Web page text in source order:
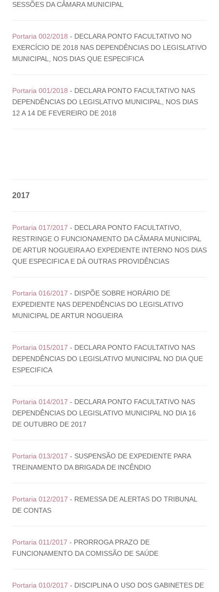
SESSÕES DA CÂMARA MUNICIPAL
Portaria 002/2018 - DECLARA PONTO FACULTATIVO NO
EXERCÍCIO DE 2018 NAS DEPENDÊNCIAS DO LEGISLATIVO
MUNICIPAL, NOS DIAS QUE ESPECIFICA
Portaria 001/2018 - DECLARA PONTO FACULTATIVO NAS
DEPENDÊNCIAS DO LEGISLATIVO MUNICIPAL, NOS DIAS
12 A 14 DE FEVEREIRO DE 2018
2017
Portaria 017/2017 - DECLARA PONTO FACULTATIVO,
RESTRINGE O FUNCIONAMENTO DA CÂMARA MUNICIPAL
DE ARTUR NOGUEIRA AO EXPEDIENTE INTERNO NOS DIAS
QUE ESPECIFICA E DÁ OUTRAS PROVIDÊNCIAS
Portaria 016/2017 - DISPÕE SOBRE HORÁRIO DE
EXPEDIENTE NAS DEPENDÊNCIAS DO LEGISLATIVO
MUNICIPAL DE ARTUR NOGUEIRA
Portaria 015/2017 - DECLARA PONTO FACULTATIVO NAS
DEPENDÊNCIAS DO LEGISLATIVO MUNICIPAL NO DIA QUE
ESPECIFICA
Portaria 014/2017 - DECLARA PONTO FACULTATIVO NAS
DEPENDÊNCIAS DO LEGISLATIVO MUNICIPAL NO DIA 16
DE OUTUBRO DE 2017
Portaria 013/2017 - SUSPENSÃO DE EXPEDIENTE PARA
TREINAMENTO DA BRIGADA DE INCÊNDIO
Portaria 012/2017 - REMESSA DE ALERTAS DO TRIBUNAL
DE CONTAS
Portaria 011/2017 - PRORROGA PRAZO DE
FUNCIONAMENTO DA COMISSÃO DE SAÚDE
Portaria 010/2017 - DISCIPLINA O USO DOS GABINETES DE